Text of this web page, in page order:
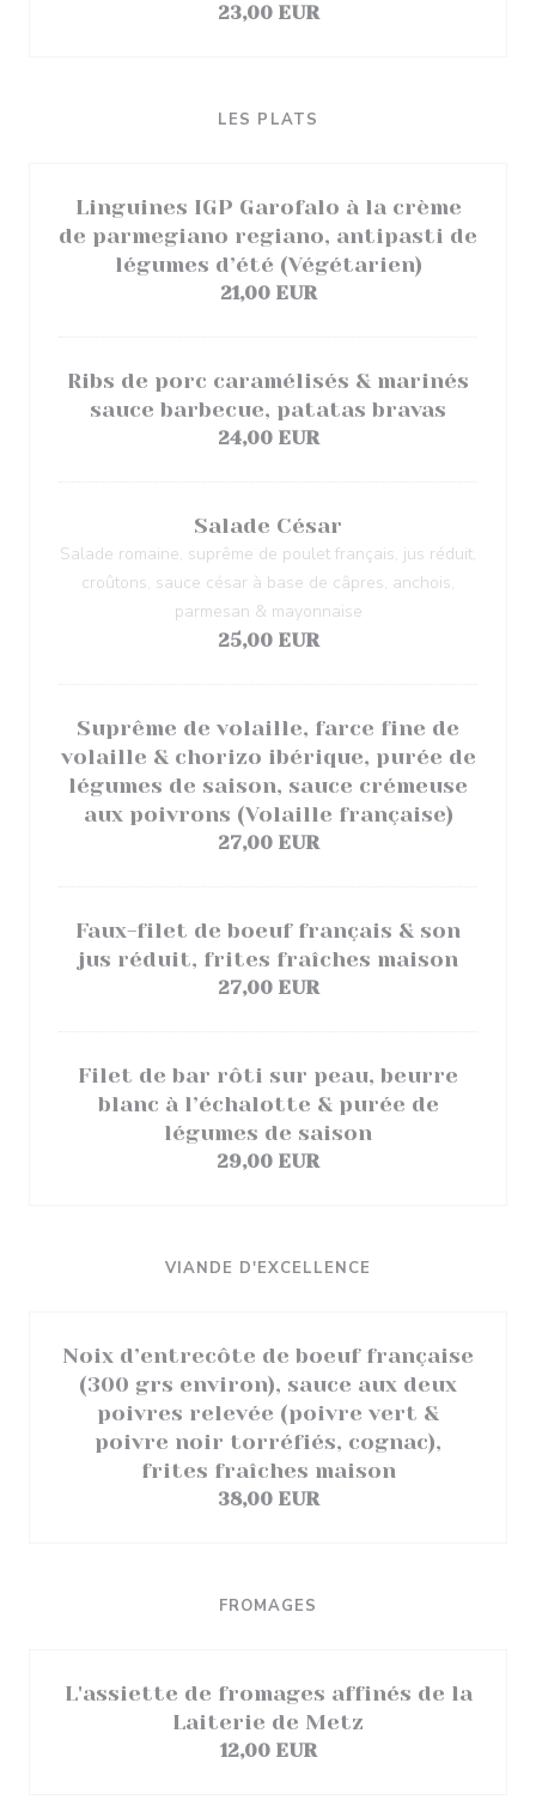
23,00 EUR
LES PLATS
Linguines IGP Garofalo à la crème
de parmegiano regiano, antipasti de
légumes d’été (Végétarien)
21,00 EUR
Ribs de porc caramélisés & marinés
sauce barbecue, patatas bravas
24,00 EUR
Salade César
Salade romaine, suprême de poulet français, jus réduit,
croûtons, sauce césar à base de câpres, anchois,
parmesan & mayonnaise
25,00 EUR
Suprême de volaille, farce fine de
volaille & chorizo ibérique, purée de
légumes de saison, sauce crémeuse
aux poivrons (Volaille française)
27,00 EUR
Faux-filet de boeuf français & son
jus réduit, frites fraîches maison
27,00 EUR
Filet de bar rôti sur peau, beurre
blanc à l’échalotte & purée de
légumes de saison
29,00 EUR
VIANDE D'EXCELLENCE
Noix d’entrecôte de boeuf française
(300 grs environ), sauce aux deux
poivres relevée (poivre vert &
poivre noir torréfiés, cognac),
frites fraîches maison
38,00 EUR
FROMAGES
L'assiette de fromages affinés de la
Laiterie de Metz
12,00 EUR